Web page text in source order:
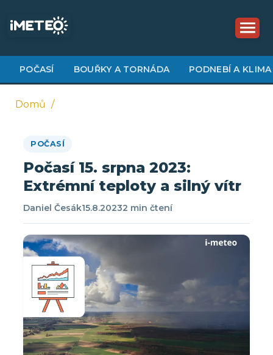
obsahu
POČASÍ BOUŘKY A TORNÁDA PODNEBÍ A KLIMA
navigace
Domů
POČASÍ
Počasí 15. srpna 2023:
Extrémní teploty a silný vítr
Daniel Česák15.8.20232 min čtení